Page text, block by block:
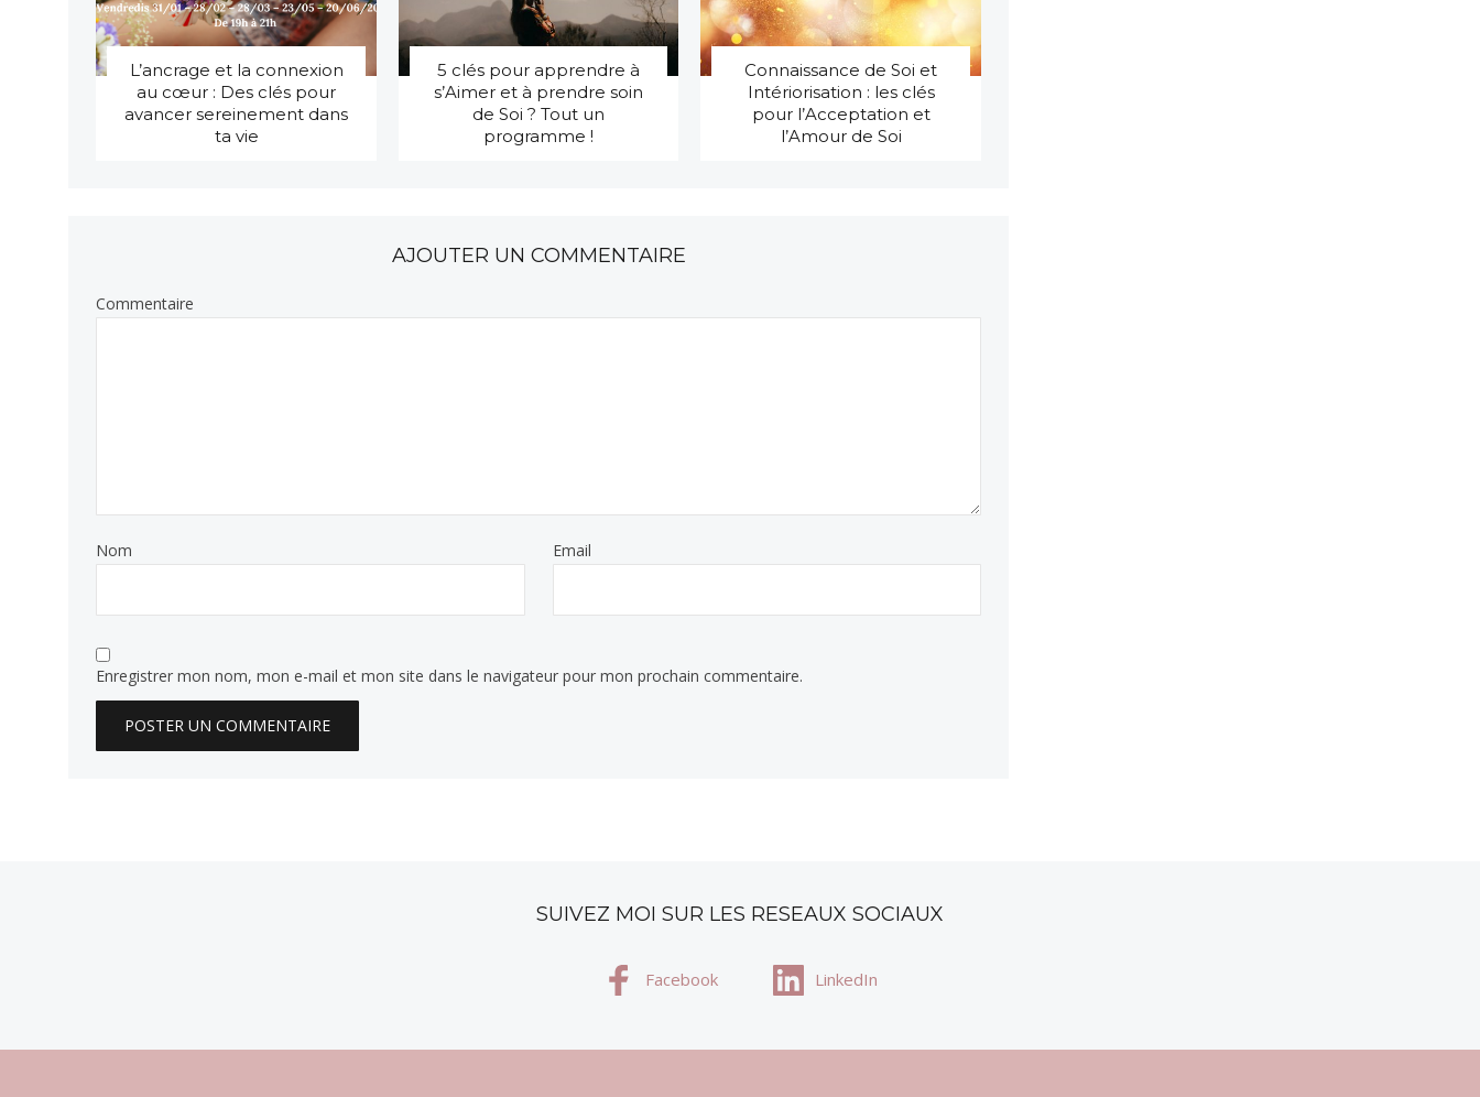
L’ancrage et la connexion
au cœur : Des clés pour
avancer sereinement dans
ta vie
5 clés pour apprendre à
s’Aimer et à prendre soin
de Soi ? Tout un
programme !
Connaissance de Soi et
Intériorisation : les clés
pour l’Acceptation et
l’Amour de Soi
AJOUTER UN COMMENTAIRE
Commentaire
Nom Email
Enregistrer mon nom, mon e-mail et mon site dans le navigateur pour mon prochain commentaire.
SUIVEZ MOI SUR LES RESEAUX SOCIAUX
Facebook LinkedIn